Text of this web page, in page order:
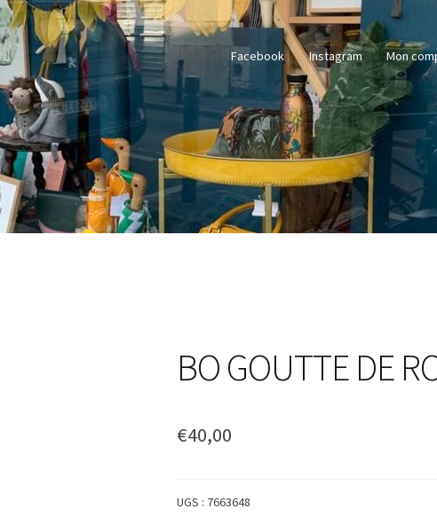
Facebook Instagram Mon
BO GOUTTE DE
€40,00
UGS : 7663648